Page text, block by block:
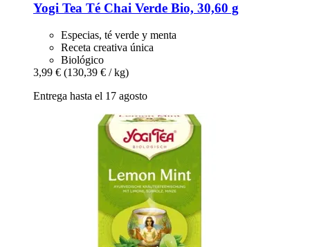
Yogi Tea Té Chai Verde Bio, 30,60 g
Especias, té verde y menta
Receta creativa única
Biológico
3,99 € (130,39 € / kg)
Entrega hasta el 17 agosto